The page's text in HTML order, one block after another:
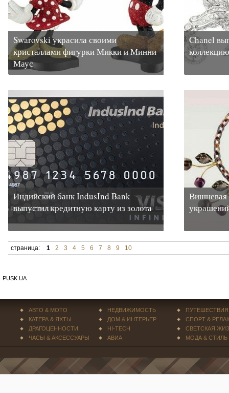
Swarovski украсила своими
кристаллами фигурки Микки и Минни
Маус
Chanel
Индийский банк IndusInd Bank
выпустил кредитную карту из золота
Вишневая
страница: 1 2 3 4 5 6 7 8 9 10
PUSK.UA
АВТО & МОТО
КАТЕРА & ЯХТЫ
ДРАГОЦЕННОСТИ
ЧАСЫ & АКСЕССУАРЫ
НЕДВИЖИМОСТЬ
ДОМ & ИНТЕРЬЕР
HI-TECH
АВИА
ПУТЕШЕСТВИЯ
СПОРТ &
СВЕТСКАЯ
МОДА & СТИЛЬ